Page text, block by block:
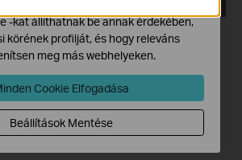
06-27
Windows 7/8/8.1/10/11
-kat állíthatnak be annak érdekében,
körének profilját, és hogy releváns
meg más webhelyeken.
Cookie Elfogadása
Beállítások Mentése